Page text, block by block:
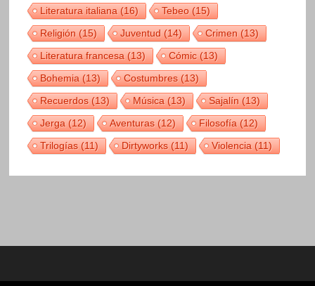
Literatura italiana(16) Tebeo(15)
Religión(15) Juventud(14) Crimen(13)
Literatura francesa(13) Cómic(13)
Bohemia(13) Costumbres(13)
Recuerdos(13) Música(13) Sajalín(13)
Jerga(12) Aventuras(12) Filosofía(12)
Trilogías(11) Dirtyworks(11) Violencia(11)